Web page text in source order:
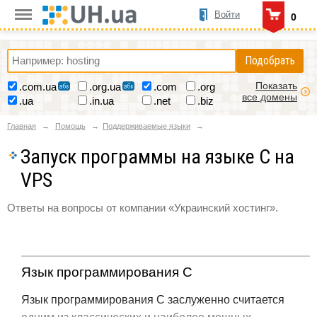
0
Войти
Подобрать
.com.ua .org.ua .com
.org
.ua
.in.ua .net .biz
Показать
все домены
Главная Помощь Поддерживаемые языки
Запуск программы на языке C на
VPS
Ответы на вопросы от компании «Украинский хостинг».
Язык программирования C
Язык программирования C заслуженно считается